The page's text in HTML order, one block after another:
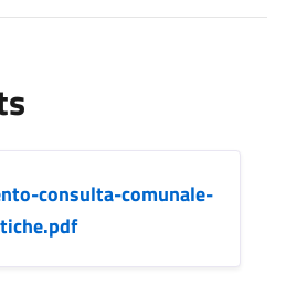
consulta-comunale-